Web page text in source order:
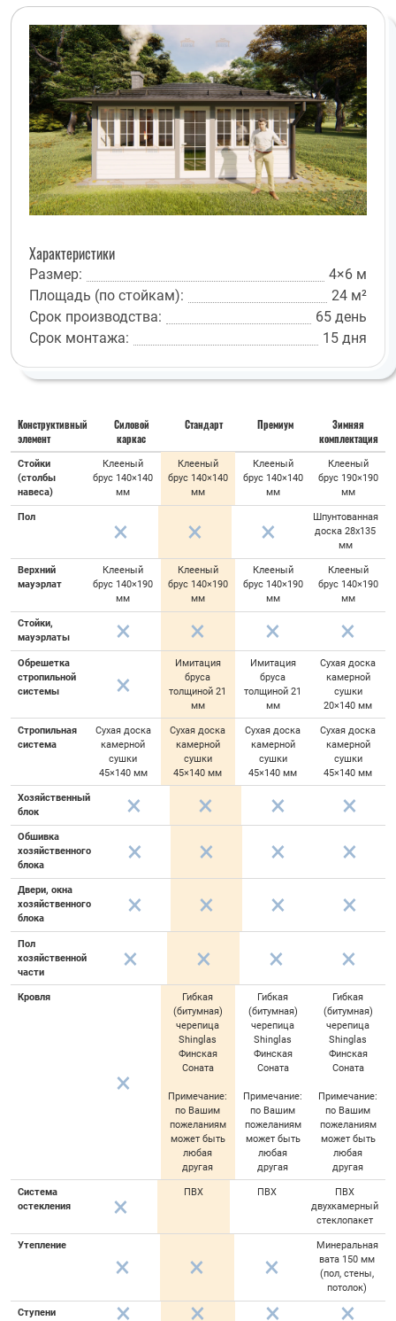
Характеристики
Размер:
4×6 м
Площадь (по стойкам):
24 м²
Срок производства:
65 день
Срок монтажа:
15 дня
Конструктивный
элемент
Силовой
каркас
Стандарт Премиум
Зимняя
комплектация
Стойки
(столбы
навеса)
Клееный
брус 140×140
мм
Клееный
брус 140×140
мм
Клееный
брус 140×140
мм
Клееный
брус 190×190
мм
Пол
Шпунтованная
доска 28х135
мм
Верхний
мауэрлат
Клееный
брус 140×190
мм
Клееный
брус 140×190
мм
Клееный
брус 140×190
мм
Клееный
брус 140×190
мм
Стойки,
мауэрлаты
Обрешетка
стропильной
системы
Имитация
бруса
толщиной 21
мм
Имитация
бруса
толщиной 21
мм
Сухая доска
камерной
сушки
20×140 мм
Стропильная
система
Сухая доска
камерной
сушки
45×140 мм
Сухая доска
камерной
сушки
45×140 мм
Сухая доска
камерной
сушки
45×140 мм
Сухая доска
камерной
сушки
45×140 мм
Хозяйственный
блок
Обшивка
хозяйственного
блока
Двери, окна
хозяйственного
блока
Пол
хозяйственной
части
Кровля
Гибкая
(битумная)
черепица
Shinglas
Финская
Соната
Примечание:
по Вашим
пожеланиям
может быть
любая
другая
Гибкая
(битумная)
черепица
Shinglas
Финская
Соната
Примечание:
по Вашим
пожеланиям
может быть
любая
другая
Гибкая
(битумная)
черепица
Shinglas
Финская
Соната
Примечание:
по Вашим
пожеланиям
может быть
любая
другая
Система
остекления
ПВХ ПВХ
ПВХ
двухкамерный
стеклопакет
Утепление
Минеральная
вата 150 мм
(пол, стены,
потолок)
Ступени